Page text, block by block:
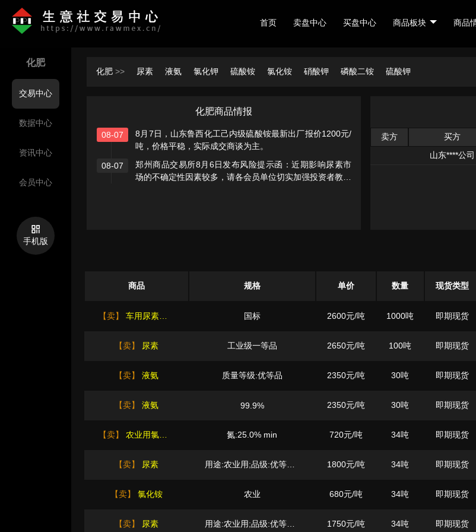
首页 卖盘中心 买盘中心 商品板块 商品
化肥
交易中心
数据中心
资讯中心
会员中心
手机版
化肥>> 尿素 液氨 氯化钾 硫酸铵 氯化铵 硝酸钾 磷酸二铵 硫酸钾
化肥商品情报
08-07
8月7日，山东鲁西化工己内级硫酸铵最新出厂报价1200元/
吨，价格平稳，实际成交商谈为主。
08-07
郑州商品交易所8月6日发布风险提示函：近期影响尿素市
场的不确定性因素较多，请各会员单位切实加强投资者教育
卖方 买方
山东****公司
商品 规格 单价 数量 现货类型
【卖】 车用尿素颗粒 国标 2600元/吨 1000吨 即期现货
【卖】 尿素 工业级一等品 2650元/吨 100吨 即期现货
【卖】 液氨 质量等级:优等品 2350元/吨 30吨 即期现货
【卖】 液氨 99.9% 2350元/吨 30吨 即期现货
【卖】 农业用氯化铵 氮:25.0% min 720元/吨 34吨 即期现货
【卖】 尿素 用途:农业用;品级:优等品;粒度:中小颗粒; 1800元/吨 34吨 即期现货
【卖】 氯化铵 农业 680元/吨 34吨 即期现货
【卖】 尿素 用途:农业用;品级:优等品;粒度:中小颗粒; 1750元/吨 34吨 即期现货